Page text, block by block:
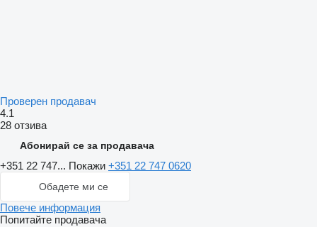
Проверен продавач
4.1
28 отзива
Абонирай се за продавача
+351 22 747... Покажи +351 22 747 0620
Обадете ми се
Повече информация
Попитайте продавача